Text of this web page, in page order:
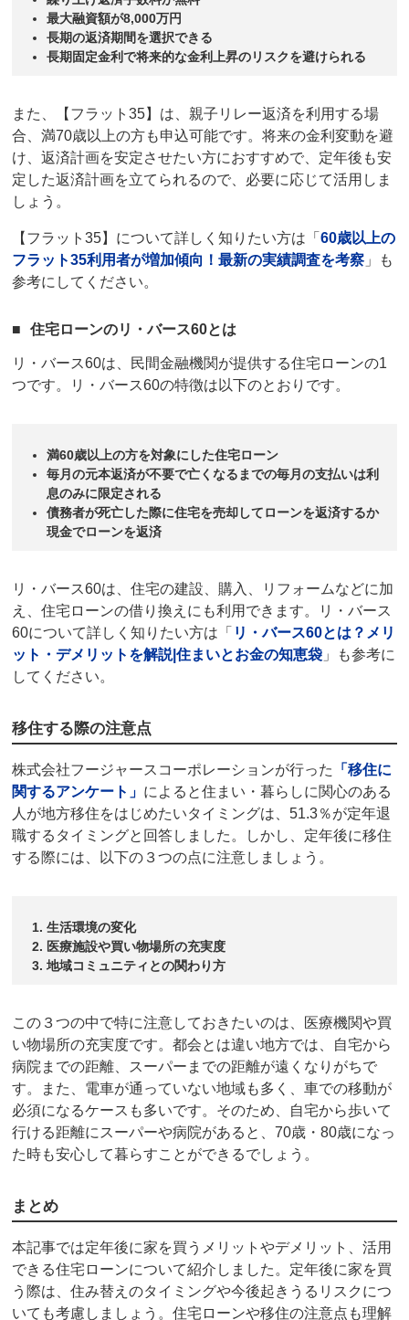
最大融資額が8,000万円
長期の返済期間を選択できる
長期固定金利で将来的な金利上昇のリスクを避けられる
また、【 フラット35】は、親子リレー返済を利用する場
合、満70歳以上の方も申込可能です。将来の金利変動を避
け、返済計画を安定させたい方におすすめで、定年後も安
定した返済計画を立てられるので、必要に応じて活用しま
しょう。
【 フラット35】について詳しく知りたい方は「60歳以上の
フラット35利用者が増加傾向！最新の実績調査を考察 」も
参考にしてください。
住宅ローンのリ・バース60とは
リ・バース60は、民間金融機関が提供する住宅ローンの1
つです。
リ・バース60の特徴は以下のとおりです。
満60歳以上の方を対象にした住宅ローン
毎月の元本返済が不要で亡くなるまでの毎月の支払いは利
息のみに限定される
債務者が死亡した際に住宅を売却してローンを返済するか
現金でローンを返済
リ・バース60は、住宅の建設、購入、 リフォームなどに加
え、住宅ローンの借り換えにも利用できます。
リ・バース
60について詳しく知りたい方は「 リ・バース60とは？メリ
ット・デメリットを解説|住まいとお金の知恵袋 」も参考に
してください。
移住する際の注意点
株式会社フージャースコーポレーションが行った
「移住に
関するアンケート」 によると住まい・暮らしに関心のある
人が地方移住をはじめたいタイミングは、51.3％が定年退
職するタイミングと回答しました。しかし、定年後に移住
する際には、以下の３つの点に注意しましょう。
生活環境の変化
医療施設や買い物場所の充実度
地域コミュニティとの関わり方
この３つの中で特に注意しておきたいのは、医療機関や買
い物場所の充実度です。都会とは違い地方では、自宅から
病院までの距離、スーパーまでの距離が遠くなりがちで
す。また、電車が通っていない地域も多く、車での移動が
必須になるケースも多いです。そのため、自宅から歩いて
行ける距離にスーパーや病院があると、70歳・80歳になっ
た時も安心して暮らすことができるでしょう。
まとめ
本記事では定年後に家を買うメリットやデメリット、活用
できる住宅ローンについて紹介しました。定年後に家を買
う際は、住み替えのタイミングや今後起きうるリスクにつ
いても考慮しましょう。住宅ローンや移住の注意点も理解